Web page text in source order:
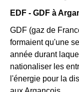
EDF - GDF à
GDF (gaz de
formaient qu'une
année durant
nationaliser les
l'énergie pour la